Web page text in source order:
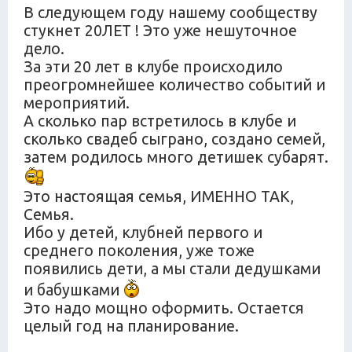
В следующем году нашему сообществу
стукнет 20ЛЕТ ! Это уже нешуточное
дело.
За эти 20 лет в клубе происходило
преогромнейшее количество событий и
мероприятий.
А сколько пар встретилось в клубе и
сколько свадеб сыграно, создано семей,
затем родилось много детишек субарят.
Это настоящая семья, ИМЕННО ТАК,
Семья.
Ибо у детей, клубней первого и
среднего поколения, уже тоже
появились дети, а мы стали дедушками
и бабушками
Это надо мощно оформить. Остается
целый год на планирование.